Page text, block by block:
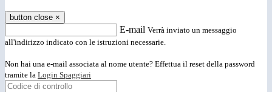
button close ×
E-mail Verrà inviato un messaggio
all'indirizzo indicato con le istruzioni necessarie.
Non hai una e-mail associata al nome utente? Effettua il reset della password
tramite la Login Spaggiari